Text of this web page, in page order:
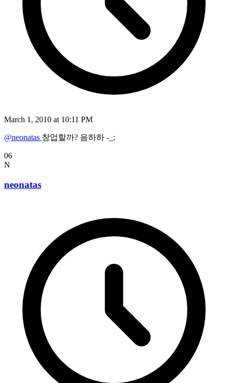
March 1, 2010 at 10:11 PM
@neonatas 창업할까? 음하하 -_;
06
N
neonatas